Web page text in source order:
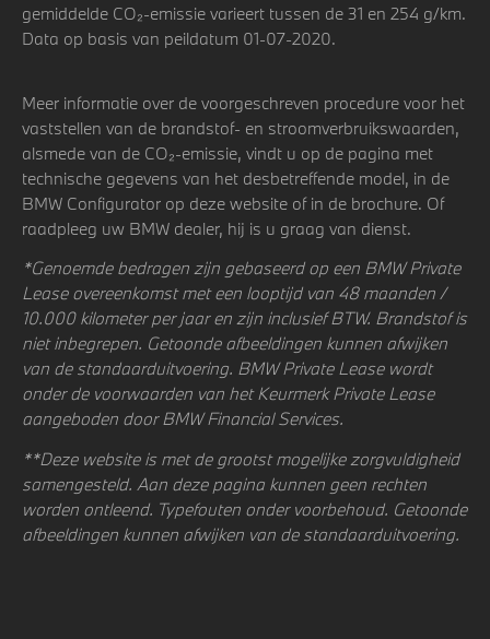
gemiddelde CO₂-emissie varieert tussen de 31 en 254 g/km.
Data op basis van peildatum 01-07-2020.
Meer informatie over de voorgeschreven procedure voor het
vaststellen van de brandstof- en stroomverbruikswaarden,
alsmede van de CO₂-emissie, vindt u op de pagina met
technische gegevens van het desbetreffende model, in de
BMW Configurator op deze website of in de brochure. Of
raadpleeg uw BMW dealer, hij is u graag van dienst.
*Genoemde bedragen zijn gebaseerd op een BMW Private
Lease overeenkomst met een looptijd van 48 maanden /
10.000 kilometer per jaar en zijn inclusief BTW. Brandstof is
niet inbegrepen. Getoonde afbeeldingen kunnen afwijken
van de standaarduitvoering. BMW Private Lease wordt
onder de voorwaarden van het Keurmerk Private Lease
aangeboden door BMW Financial Services.
**Deze website is met de grootst mogelijke zorgvuldigheid
samengesteld. Aan deze pagina kunnen geen rechten
worden ontleend. Typefouten onder voorbehoud. Getoonde
afbeeldingen kunnen afwijken van de standaarduitvoering.